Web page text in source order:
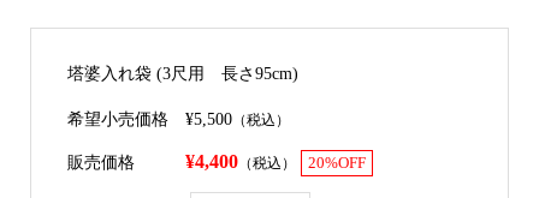
塔婆入れ袋 (3尺用 長さ95cm)
希望小売価格 ¥5,500（税込）
販売価格 ¥4,400（税込） 20%OFF